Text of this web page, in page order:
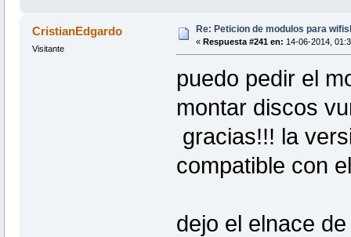
CristianEdgardo
Visitante
Re: Peticion de modulos para
« Respuesta #241 en: 14-06-2014,
puedo pedir el
montar discos
gracias!!! la
compatible con
dejo el elnace